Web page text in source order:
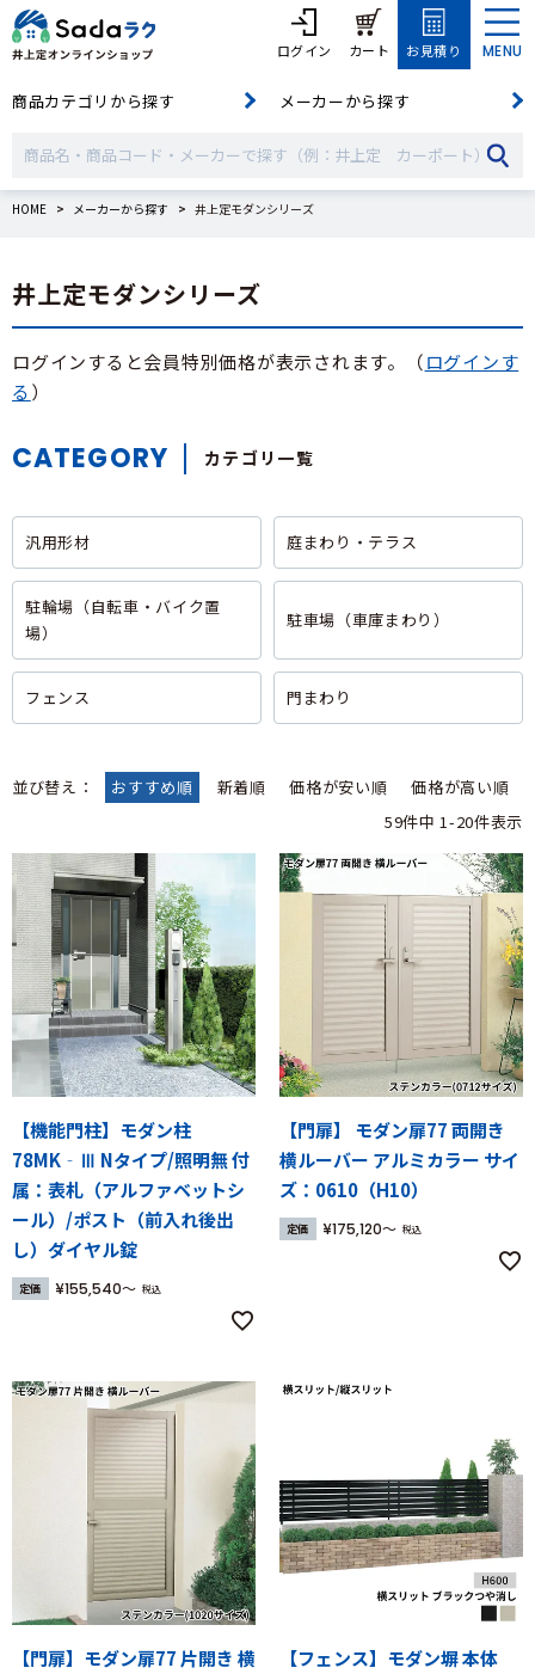
ログイン カート お見積り MENU
商品カテゴリから探す メーカーから探す
HOME メーカーから探す 井上定モダンシリーズ
井上定モダンシリーズ
ログインすると会員特別価格が表示されます。（ログインす
る）
CATEGORY カテゴリ一覧
汎用形材 庭まわり・テラス
駐輪場（自転車・バイク置
場）
駐車場（車庫まわり）
フェンス 門まわり
並び替え おすすめ順 新着順 価格が安い順
価格が高い順
59件中 1-20件表示
【機能門柱】モダン柱
78MK‐Ⅲ Nタイプ/照明無 付
属：表札（アルファベットシ
ール）/ポスト（前入れ後出
し）ダイヤル錠
定価 ¥155,540 税込
【門扉】 モダン扉77 両開き
横ルーバー アルミカラー サイ
ズ：0610（H10）
定価 ¥175,120 税込
【門扉】モダン扉77 片開き 横
【フェンス】モダン塀 本体